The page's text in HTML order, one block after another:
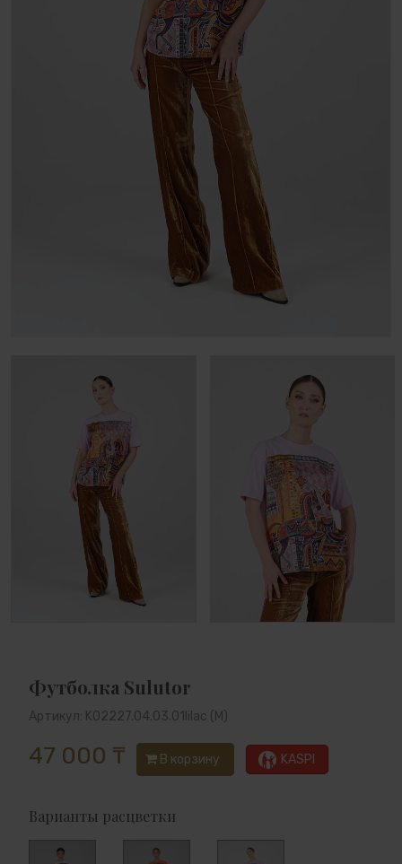
Футболка Sulutor
Артикул: K02227.04.03.01lilac (M)
47 000 ₸ В корзину KASPI
Варианты расцветки